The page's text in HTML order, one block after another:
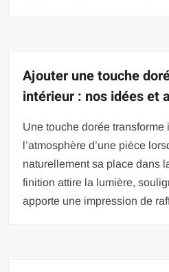
Ajouter une touche
intérieur : nos idées et
Une touche dorée transforme
l’atmosphère d’une pièce
naturellement sa place dans
finition attire la lumière,
apporte une impression de